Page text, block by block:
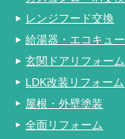
レンジフード交換
給湯器・エコキュ
玄関ドアリフォーム
LDK改装リフォーム
屋根・外壁塗装
全面リフォーム